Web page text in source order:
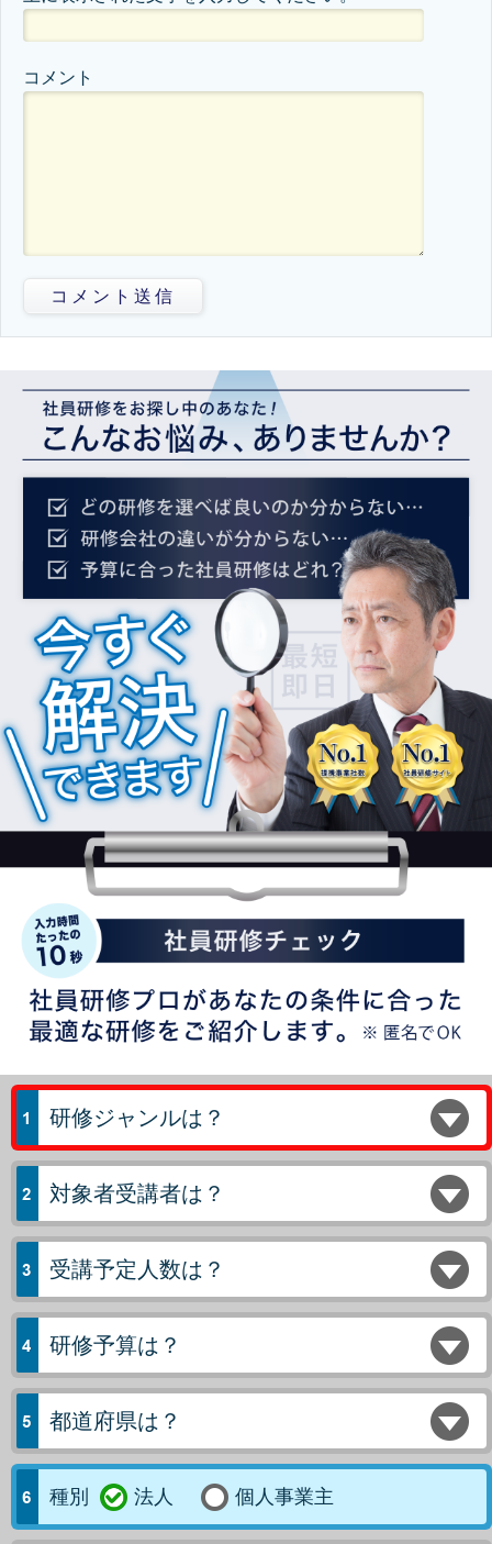
コメント
コメント送信
研修ジャンルは？
対象者受講者は？
受講予定人数は？
研修予算は？
都道府県は？
種別 法人 個人事業主